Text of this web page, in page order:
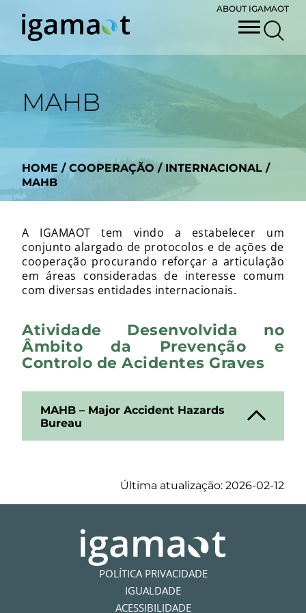
ABOUT IGAMAOT
MAHB
HOME / COOPERAÇÃO/ INTERNACIONAL /
MAHB
A IGAMAOT tem vindo a estabelecer um
conjunto alargado de protocolos e de ações de
cooperação procurando reforçar a articulação
em áreas consideradas de interesse comum
com diversas entidades internacionais.
Atividade Desenvolvida no
Âmbito da Prevenção e
Controlo de Acidentes Graves
MAHB – Major Accident Hazards
Bureau
Última atualização: 2026-02-12
POLÍTICA PRIVACIDADE
IGUALDADE
ACESSIBILIDADE